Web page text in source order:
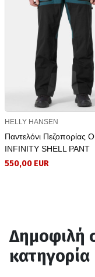
HELLY HANSEN
Παντελόνι Πεζοπορίας
INFINITY SHELL PANT
550,00 EUR
Δημοφιλή
κατηγορία